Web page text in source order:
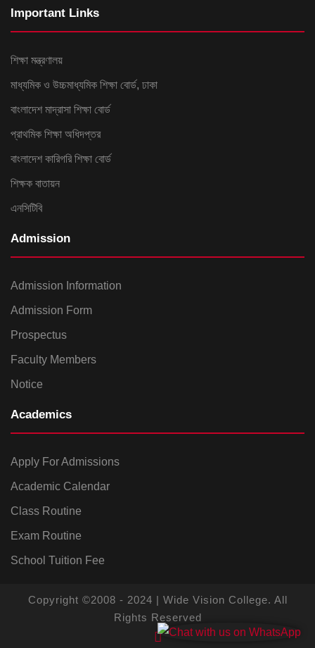
Important Links
শিক্ষা মন্ত্রণালয়
মাধ্যমিক ও উচ্চমাধ্যমিক শিক্ষা বোর্ড, ঢাকা
বাংলাদেশ মাদ্রাসা শিক্ষা বোর্ড
প্রাথমিক শিক্ষা অধিদপ্তর
বাংলাদেশ কারিগরি শিক্ষা বোর্ড
শিক্ষক বাতায়ন
এনসিটিবি
Admission
Admission Information
Admission Form
Prospectus
Faculty Members
Notice
Academics
Apply For Admissions
Academic Calendar
Class Routine
Exam Routine
School Tuition Fee
Copyright ©2008 - 2024 | Wide Vision College. All
Rights Reserved